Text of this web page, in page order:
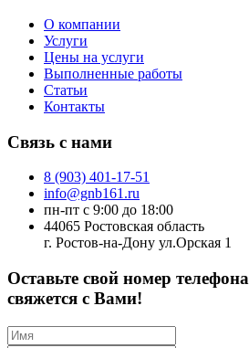
О компании
Услуги
Цены на услуги
Выполненные работы
Статьи
Контакты
Связь с нами
8 (903) 401-17-51
info@gnb161.ru
пн-пт с 9:00 до 18:00
44065 Ростовская область
г. Ростов-на-Дону ул.Орская 1
Оставьте свой номер
свяжется с Вами!